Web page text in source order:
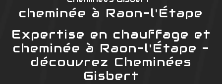
cheminée à Raon-l'Étape
Expertise en chauffage et
cheminée à Raon-l'Étape -
découvrez Cheminées
Gisbert